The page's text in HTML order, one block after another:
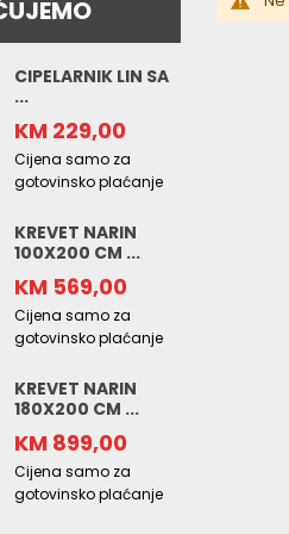
CIPELARNIK LIN SA
...
KM 229,00
Cijena samo za
gotovinsko plaćanje
KREVET NARIN
100X200 CM ...
KM 569,00
Cijena samo za
gotovinsko plaćanje
KREVET NARIN
180X200 CM ...
KM 899,00
Cijena samo za
gotovinsko plaćanje